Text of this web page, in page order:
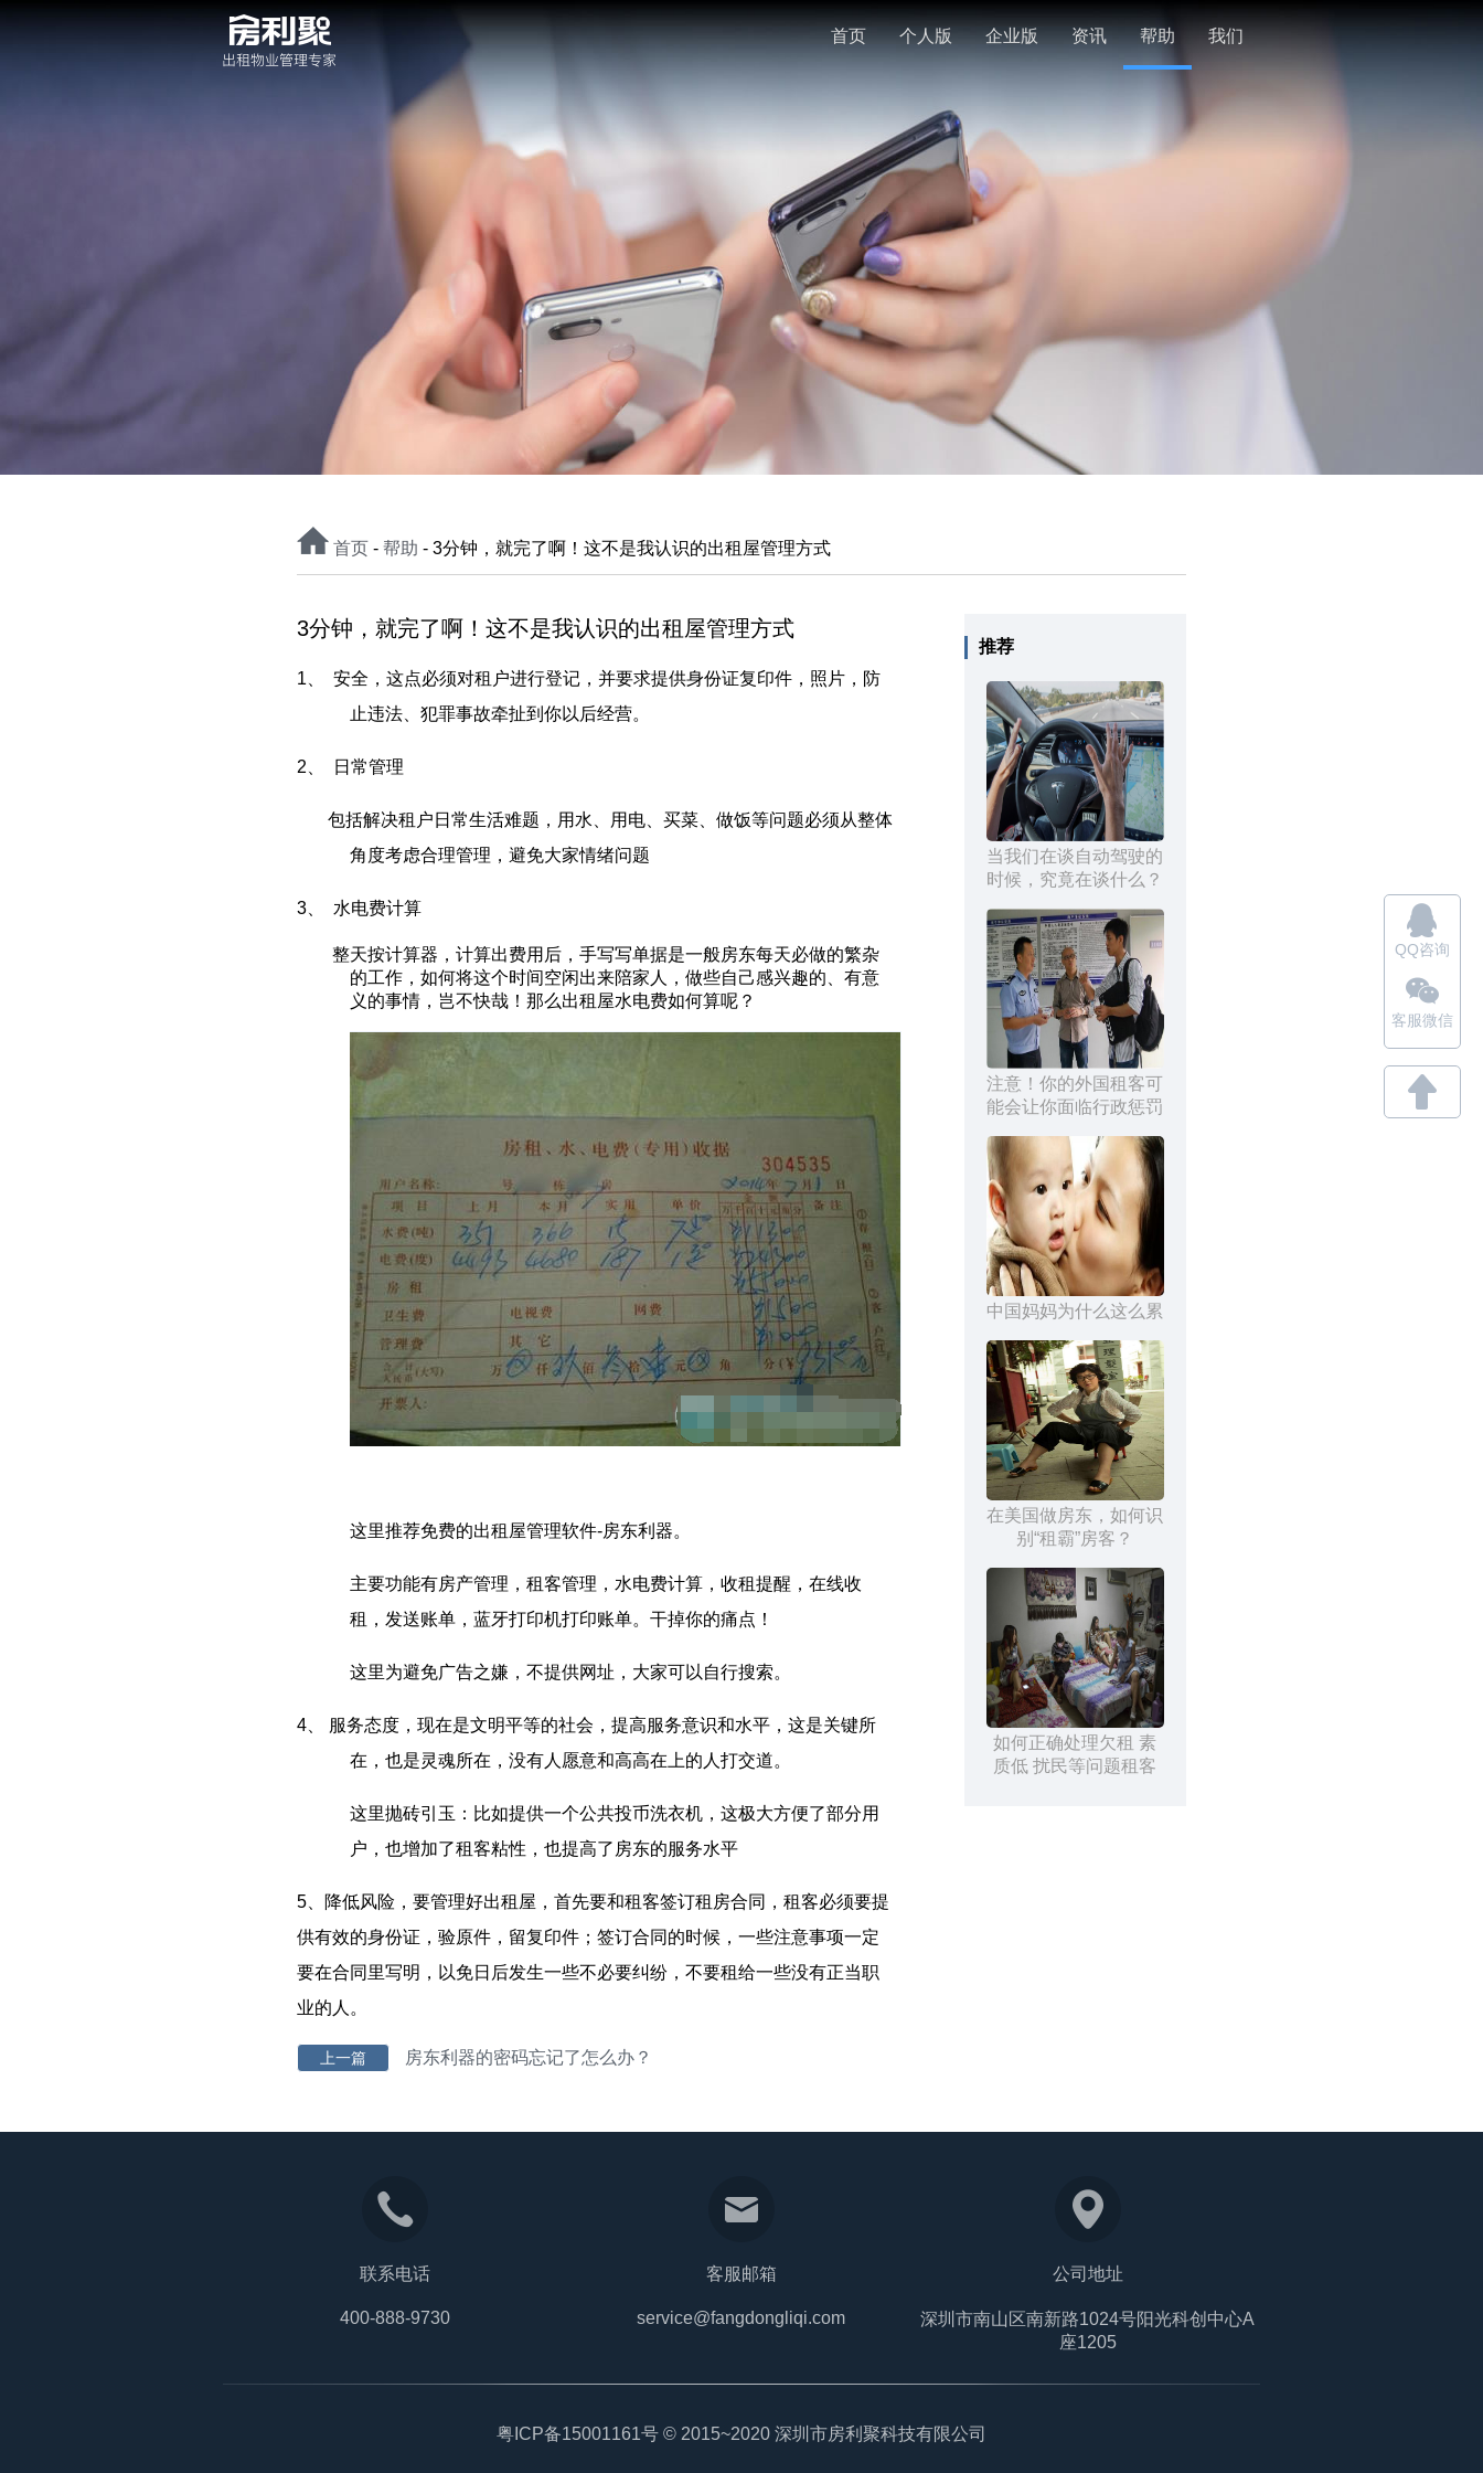
我们
帮助
资讯
企业版
个人版
首页
QQ咨询
客服微信
首页- 帮助 - 3分钟，就完了啊！这不是我认识的出租屋管理方式
3分钟，就完了啊！这不是我认识的出租屋管理方式
1、 安全，这点必须对租户进行登记，并要求提供身份证复印件，照片，防
止违法、犯罪事故牵扯到你以后经营。
2、 日常管理
包括解决租户日常生活难题，用水、用电、买菜、做饭等问题必须从整体
角度考虑合理管理，避免大家情绪问题
3、 水电费计算
整天按计算器，计算出费用后，手写写单据是一般房东每天必做的繁杂
的工作，如何将这个时间空闲出来陪家人，做些自己感兴趣的、有意
义的事情，岂不快哉！那么出租屋水电费如何算呢？
这里推荐免费的出租屋管理软件-房东利器。
主要功能有房产管理，租客管理，水电费计算，收租提醒，在线收
租，发送账单，蓝牙打印机打印账单。干掉你的痛点！
这里为避免广告之嫌，不提供网址，大家可以自行搜索。
4、
服务态度，现在是文明平等的社会，提高服务意识和水平，这是关键所
在，也是灵魂所在，没有人愿意和高高在上的人打交道。
这里抛砖引玉：比如提供一个公共投币洗衣机，这极大方便了部分用
户，也增加了租客粘性，也提高了房东的服务水平
5、降低风险，要管理好出租屋，首先要和租客签订租房合同，租客必须要提
供有效的身份证，验原件，留复印件；签订合同的时候，一些注意事项一定
要在合同里写明，以免日后发生一些不必要纠纷，不要租给一些没有正当职
业的人。
上一篇 房东利器的密码忘记了怎么办？
推荐
当我们在谈自动驾驶的
时候，究竟在谈什么？
注意！你的外国租客可
能会让你面临行政惩罚
中国妈妈为什么这么累
在美国做房东，如何识
别“租霸”房客？
如何正确处理欠租 素
质低 扰民等问题租客
联系电话
400-888-9730
客服邮箱
service@fangdongliqi.com
公司地址
深圳市南山区南新路1024号阳光科创中心A
座1205
粤ICP备15001161号 © 2015~2020 深圳市房利聚科技有限公司